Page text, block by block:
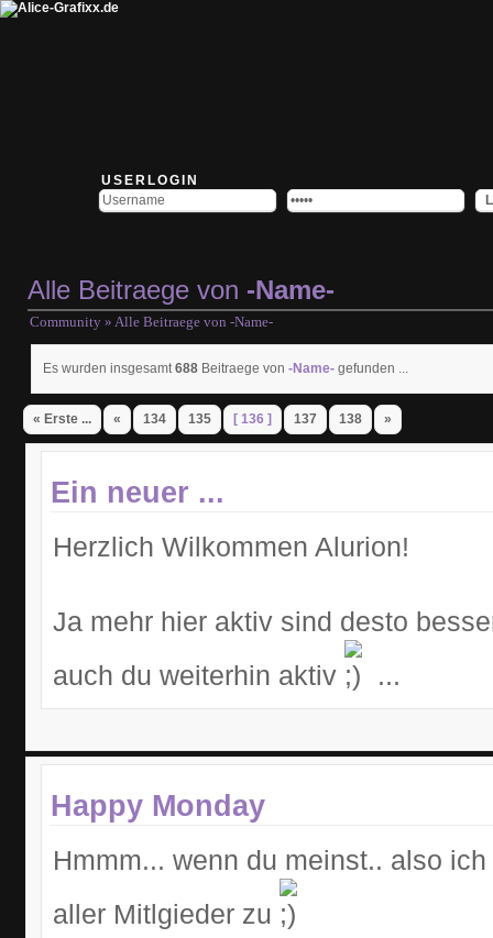
USERLOGIN
Alle Beitraege von -Name-
Community » Alle Beitraege von -Name-
Es wurden insgesamt688 Beitraege von -Name- gefunden ...
« Erste ... « 134 135 [ 136 ] 137 138 »
Ein neuer ...
Herzlich Wilkommen Alurion!
Ja mehr hier aktiv sind desto
auch du weiterhin aktiv
...
Happy Monday
Hmmm... wenn du meinst.. also
aller Mitlgieder zu